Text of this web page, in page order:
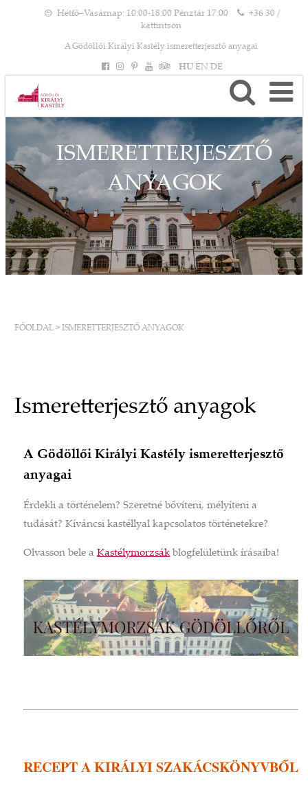
Hétfő–Vasárnap: 10:00-18:00 Pénztár 17:00
+36 30 /
kattintson
A Gödöllői Királyi Kastély ismeretterjesztő anyagai
HU EN DE
ISMERETTERJESZTŐ
ANYAGOK
FŐOLDAL > ISMERETTERJESZTŐ ANYAGOK
Ismeretterjesztő anyagok
A Gödöllői Királyi Kastély ismeretterjesztő
anyagai
Érdekli a történelem? Szeretné bővíteni, mélyíteni a
tudását? Kíváncsi kastéllyal kapcsolatos történetekre?
Olvasson bele a Kastélymorzsák blogfelületünk írásaiba!
RECEPT A KIRÁLYI SZAKÁCSKÖNYVBŐL